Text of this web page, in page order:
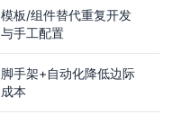
模板/组件替代重复开发
与手工配置
脚手架+自动化降低边际
成本